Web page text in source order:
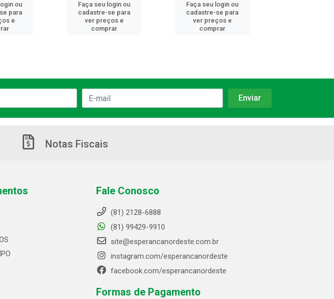
ou
para
e
Faça seu login ou
cadastre-se para
ver preços e
comprar
Faça seu login ou
cadastre-se para
ver preços e
comprar
Notas Fiscais
Fale Conosco
(81) 2128-6888
(81) 99429-9910
site@esperancanordeste.com.br
instagram.com/esperancanordeste
facebook.com/esperancanordeste
Formas de Pagamento